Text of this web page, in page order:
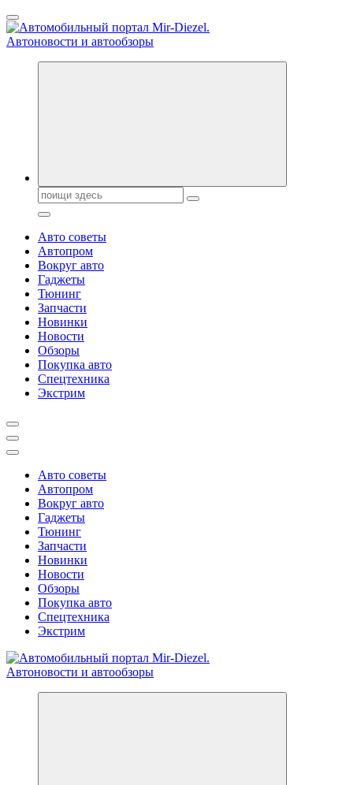
Перейти
к
содержанию
Справочник автомобилиста. Обзор новинок популярных
Поиск:
Авто советы
Автопром
Вокруг авто
Гаджеты
Тюнинг
Запчасти
Новинки
Новости
Обзоры
Покупка авто
Спецтехника
Экстрим
Авто советы
Автопром
Вокруг авто
Гаджеты
Тюнинг
Запчасти
Новинки
Новости
Обзоры
Покупка авто
Спецтехника
Экстрим
Справочник автомобилиста. Обзор новинок популярных